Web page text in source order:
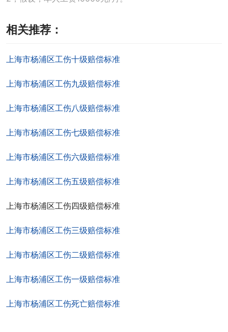
相关推荐：
上海市杨浦区工伤十级赔偿标准
上海市杨浦区工伤九级赔偿标准
上海市杨浦区工伤八级赔偿标准
上海市杨浦区工伤七级赔偿标准
上海市杨浦区工伤六级赔偿标准
上海市杨浦区工伤五级赔偿标准
上海市杨浦区工伤四级赔偿标准
上海市杨浦区工伤三级赔偿标准
上海市杨浦区工伤二级赔偿标准
上海市杨浦区工伤一级赔偿标准
上海市杨浦区工伤死亡赔偿标准